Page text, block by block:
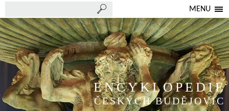
MENU
ENCYKLOPEDIE
ČESKÝCH BUDĚJOVIC